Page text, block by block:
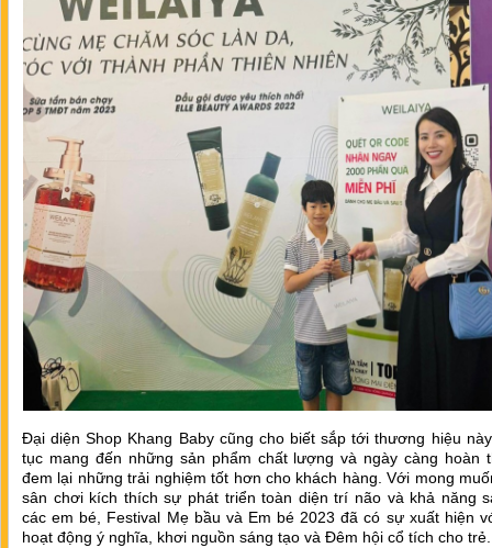
Đại diện Shop Khang Baby cũng cho biết sắp tới thương hiệu
tục mang đến những sản phẩm chất lượng và ngày càng hoàn
đem lại những trải nghiệm tốt hơn cho khách hàng. Với mong
sân chơi kích thích sự phát triển toàn diện trí não và khả năng
các em bé, Festival Mẹ bầu và Em bé 2023 đã có sự xuất hiện
hoạt động ý nghĩa, khơi nguồn sáng tạo và Đêm hội cổ tích cho trẻ.